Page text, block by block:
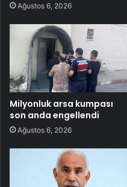
Ağustos 6, 2026
Milyonluk arsa kumpası
son anda engellendi
Ağustos 6, 2026